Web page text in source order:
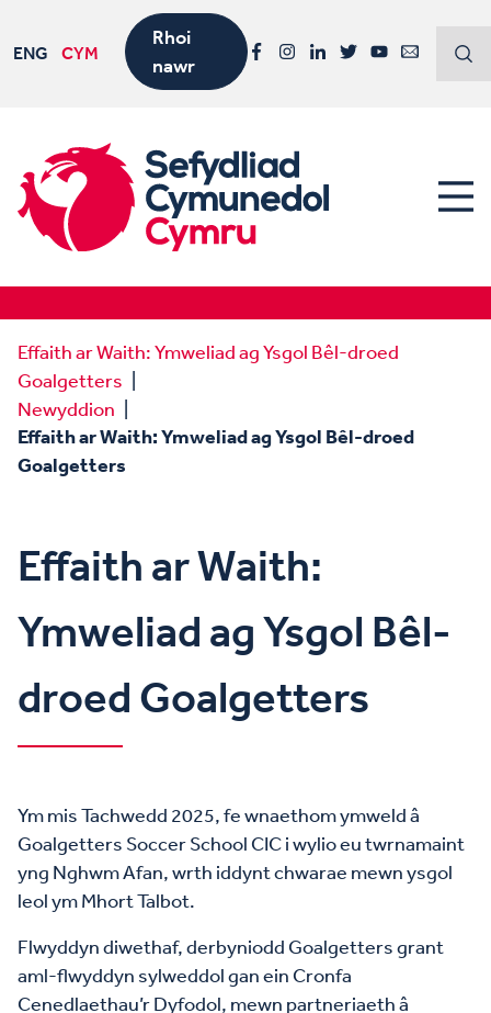
ENG CYM
Rhoi
nawr
Effaith ar Waith: Ymweliad ag Ysgol Bêl-droed
Goalgetters
Newyddion
Effaith ar Waith: Ymweliad ag Ysgol Bêl-droed
Goalgetters
Effaith ar Waith:
Ymweliad ag Ysgol Bêl-
droed Goalgetters
Ym mis Tachwedd 2025, fe wnaethom ymweld â
Goalgetters Soccer School CIC i wylio eu twrnamaint
yng Nghwm Afan, wrth iddynt chwarae mewn ysgol
leol ym Mhort Talbot.
Flwyddyn diwethaf, derbyniodd Goalgetters grant
aml-flwyddyn sylweddol gan ein Cronfa
Cenedlaethau’r Dyfodol, mewn partneriaeth â